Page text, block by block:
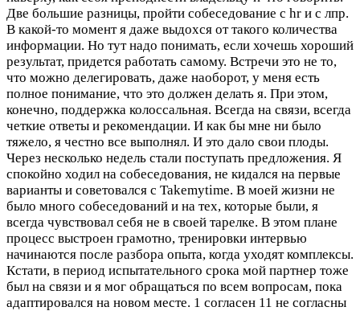
Две большие разницы, пройти собеседование с hr и с лпр.
В какой-то момент я даже выдохся от такого количества
информации. Но тут надо понимать, если хочешь хороший
результат, придется работать самому. Встречи это не то,
что можно делегировать, даже наоборот, у меня есть
полное понимание, что это должен делать я. При этом,
конечно, поддержка колоссальная. Всегда на связи, всегда
четкие ответы и рекомендации. И как бы мне ни было
тяжело, я честно все выполнял. И это дало свои плоды.
Через несколько недель стали поступать предложения. Я
спокойно ходил на собеседования, не кидался на первые
варианты и советовался с Takemytime. В моей жизни не
было много собеседований и на тех, которые были, я
всегда чувствовал себя не в своей тарелке. В этом плане
процесс выстроен грамотно, тренировки интервью
начинаются после разбора опыта, когда уходят комплексы.
Кстати, в период испытательного срока мой партнер тоже
был на связи и я мог обращаться по всем вопросам, пока
адаптировался на новом месте. 1 согласен 11 не согласны